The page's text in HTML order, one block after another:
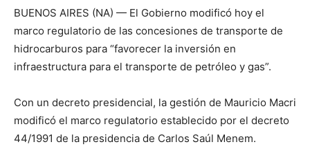
BUENOS AIRES (NA) — El Gobierno modificó hoy el
marco regulatorio de las concesiones de transporte de
hidrocarburos para “favorecer la inversión en
infraestructura para el transporte de petróleo y gas”.
Con un decreto presidencial, la gestión de Mauricio Macri
modificó el marco regulatorio establecido por el decreto
44/1991 de la presidencia de Carlos Saúl Menem.